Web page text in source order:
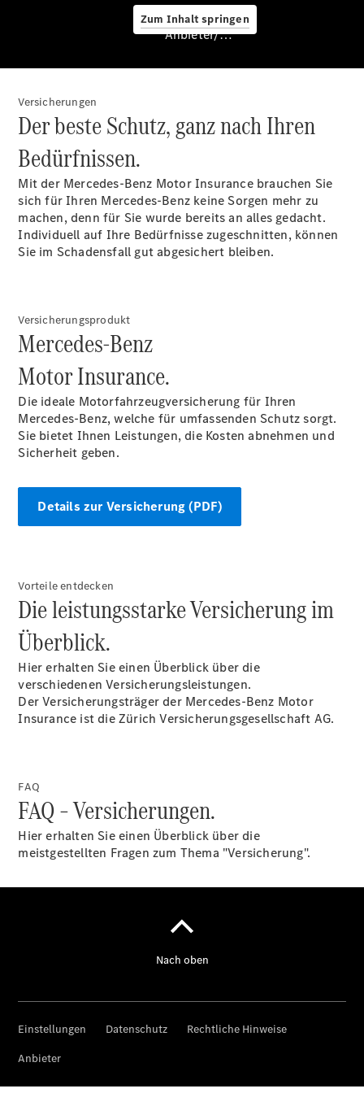
Zum Inhalt springen
Services
Pannenhilfe
und
Kundensupport
Mobilitätslösungen
Intelligente
Fahrzeugsteuerung
Garantie
und
Original-
Mercedes-
Benz
QualityService
Servicetermin
buchen
Ansprechpartner
Öffnungszeiten
Kontaktformular
Servicetermin
Anbieter/Datenschutz
Versicherungen
Der beste Schutz, ganz nach Ihren
Bedürfnissen.
Mit der Mercedes-Benz Motor Insurance brauchen Sie
sich für Ihren Mercedes-Benz keine Sorgen mehr zu
machen, denn für Sie wurde bereits an alles gedacht.
Individuell auf Ihre Bedürfnisse zugeschnitten, können
Sie im Schadensfall gut abgesichert bleiben.
Versicherungsprodukt
Mercedes-Benz
Motor Insurance.
Die ideale Motorfahrzeugversicherung für Ihren
Mercedes-Benz, welche für umfassenden Schutz sorgt.
Sie bietet Ihnen Leistungen, die Kosten abnehmen und
Sicherheit geben.
Details zur Versicherung (PDF)
Vorteile entdecken
Die leistungsstarke Versicherung im
Überblick.
Hier erhalten Sie einen Überblick über die
verschiedenen Versicherungsleistungen.
Der Versicherungsträger der Mercedes-Benz Motor
Insurance ist die Zürich Versicherungsgesellschaft AG.
FAQ
FAQ – Versicherungen.
Hier erhalten Sie einen Überblick über die
meistgestellten Fragen zum Thema "Versicherung".